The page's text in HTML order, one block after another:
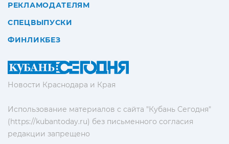
Новости Краснодара и Края
Использование материалов с сайта "Кубань Сегодня"
(https://kubantoday.ru) без письменного согласия
редакции запрещено
РЕКЛАМОДАТЕЛЯМ
СПЕЦВЫПУСКИ
ФИНЛИКБЕЗ